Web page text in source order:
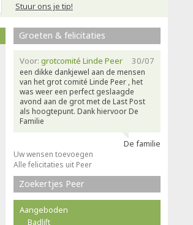
Stuur ons je tip!
Groeten & felicitaties
30/07
Voor: grotcomité Linde Peer
een dikke dankjewel aan de mensen
van het grot comité Linde Peer , het
was weer een perfect geslaagde
avond aan de grot met de Last Post
als hoogtepunt. Dank hiervoor De
Familie
De familie
Uw wensen toevoegen
Alle felicitaties uit Peer
Zoekertjes Peer
Aangeboden
Badlift